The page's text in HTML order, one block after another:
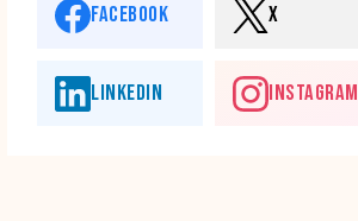
FACEBOOK X
LINKEDIN INSTAGRAM